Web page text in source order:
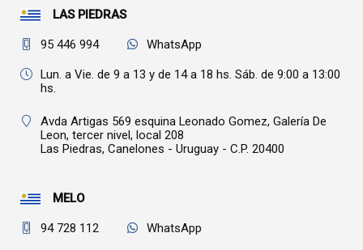
LAS PIEDRAS
95 446 994 WhatsApp
Lun. a Vie. de 9 a 13 y de 14 a 18 hs. Sáb. de 9:00 a 13:00
hs.
Avda Artigas 569 esquina Leonado Gomez, Galería De
Leon, tercer nivel, local 208
Las Piedras, Canelones - Uruguay - C.P. 20400
MELO
94 728 112 WhatsApp